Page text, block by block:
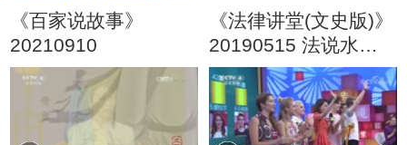
《百家说故事》
20210910
《法律讲堂(文史版)》
20190515 法说水浒·
蔡太师的生日礼物